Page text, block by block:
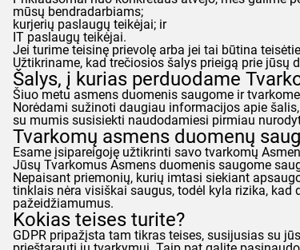
mūsų bendradarbiams;
kurjerių paslaugų teikėjai; ir
IT paslaugų teikėjai.
Jei turime teisinę prievolę arba jei tai būtina
Užtikriname, kad trečiosios šalys prieigą prie
Šalys, į kurias perduodame
Šiuo metu asmens duomenis saugome ir
Norėdami sužinoti daugiau informacijos apie
su mumis susisiekti naudodamiesi pirmiau
Tvarkomų asmens duomenų
Esame įsipareigoję užtikrinti savo tvarkomų
Jūsų Tvarkomus Asmens duomenis saugome
Nepaisant priemonių, kurių imtasi siekiant
tinklais nėra visiškai saugus, todėl kyla rizika,
pažeidžiamumus.
Kokias teises turite?
GDPR pripažįsta tam tikras teises, susijusias su